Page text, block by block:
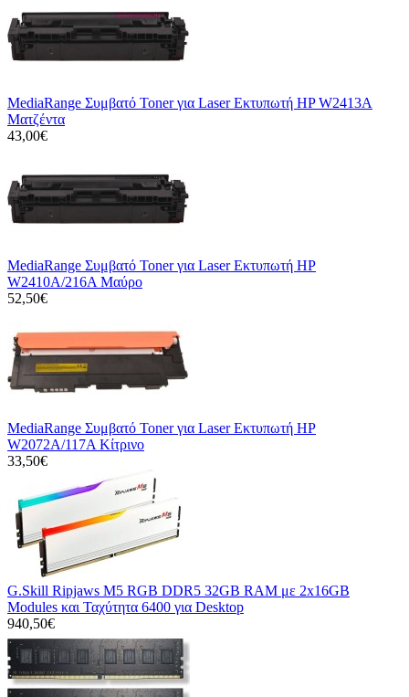
MediaRange Συμβατό Toner για Laser Εκτυπωτή HP W2413A
Ματζέντα
43,00€
MediaRange Συμβατό Toner για Laser Εκτυπωτή HP
W2410A/216A Μαύρο
52,50€
MediaRange Συμβατό Toner για Laser Εκτυπωτή HP
W2072A/117A Κίτρινο
33,50€
G.Skill Ripjaws M5 RGB DDR5 32GB RAM με 2x16GB
Modules και Ταχύτητα 6400 για Desktop
940,50€